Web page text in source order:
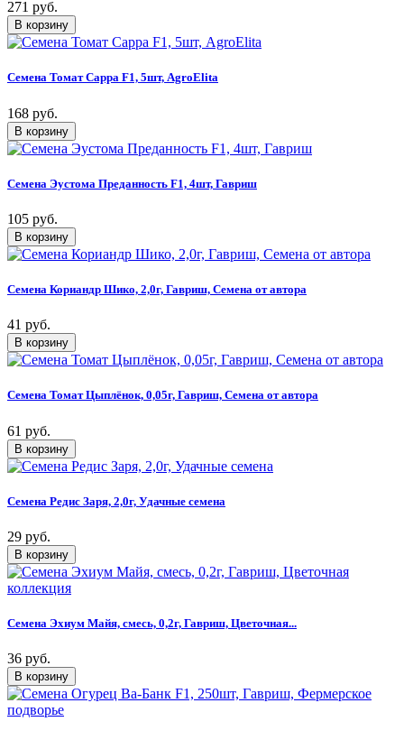
271 руб.
Семена Томат Сарра F1, 5шт, AgroElita
168 руб.
Семена Эустома Преданность F1, 4шт, Гавриш
105 руб.
Семена Кориандр Шико, 2,0г, Гавриш, Семена от автора
41 руб.
Семена Томат Цыплёнок, 0,05г, Гавриш, Семена от автора
61 руб.
Семена Редис Заря, 2,0г, Удачные семена
29 руб.
Семена Эхиум Майя, смесь, 0,2г, Гавриш, Цветочная...
36 руб.